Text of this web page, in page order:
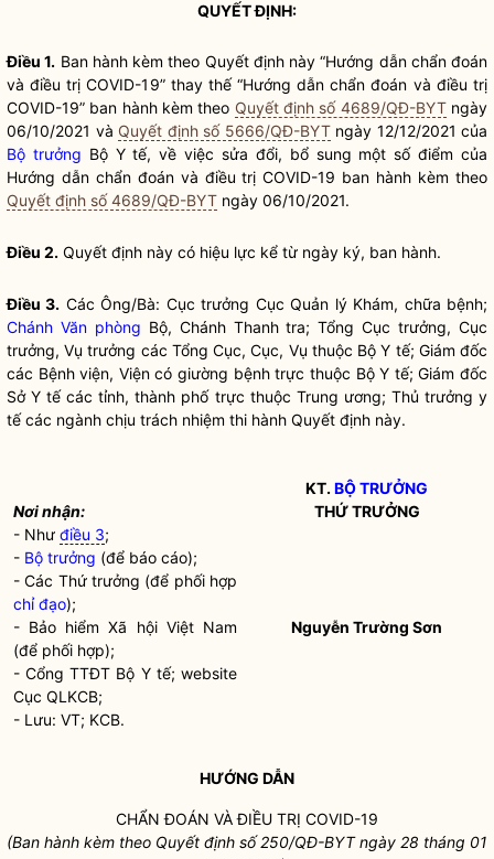
QUYẾT ĐỊNH:
Điều 1. Ban hành kèm theo Quyết định này “Hướng dẫn chẩn đoán
và điều trị COVID-19” thay thế “Hướng dẫn chẩn đoán và điều trị
COVID-19” ban hành kèm theo Quyết định số 4689/QĐ-BYTngày
06/10/2021 và Quyết định số 5666/QĐ-BYTngày 12/12/2021 của
Bộ trưởng Bộ Y tế, về việc sửa đổi, bổ sung một số điểm của
Hướng dẫn chẩn đoán và điều trị COVID-19 ban hành kèm theo
Quyết định số 4689/QĐ-BYT ngày 06/10/2021.
Điều 2. Quyết định này có hiệu lực kể từ ngày ký, ban hành.
Điều 3. Các Ông/Bà: Cục trưởng Cục Quản lý Khám, chữa bệnh;
Chánh Văn phòng Bộ, Chánh Thanh tra; Tổng Cục trưởng, Cục
trưởng, Vụ trưởng các Tổng Cục, Cục, Vụ thuộc Bộ Y tế; Giám đốc
các Bệnh viện, Viện có giường bệnh trực thuộc Bộ Y tế; Giám đốc
Sở Y tế các tỉnh, thành phố trực thuộc Trung ương; Thủ trưởng y
tế các ngành chịu trách nhiệm thi hành Quyết định này.
Nơi nhận:
- Nhưđiều 3;
- Bộ trưởng (để báo cáo);
- Các Thứ trưởng (để phối hợp
chỉ đạo);
- Bảo hiểm Xã hội Việt Nam
(để phối hợp);
- Cổng TTĐT Bộ Y tế; website
Cục QLKCB;
- Lưu: VT; KCB.
KT.BỘ TRƯỞNG
THỨ TRƯỞNG
Nguyễn Trường Sơn
HƯỚNG DẪN
CHẨN ĐOÁN VÀ ĐIỀU TRỊ COVID-19
(Ban hành kèm theo Quyết định số250/QĐ-BYT ngày 28 tháng 01